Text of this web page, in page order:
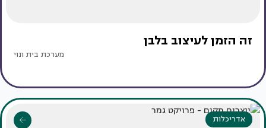
זה הזמן לעיצוב בלבן
מערכת בית ונוי
אדריכלות